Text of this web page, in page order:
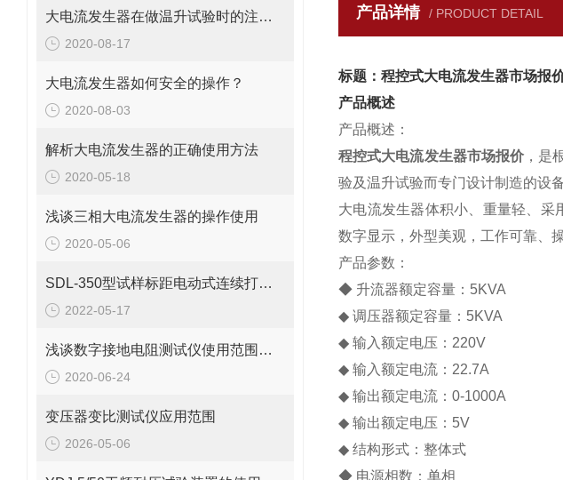
大电流发生器在做温升试验时的注意要点
2020-08-17
大电流发生器如何安全的操作？
2020-08-03
解析大电流发生器的正确使用方法
2020-05-18
浅谈三相大电流发生器的操作使用
2020-05-06
SDL-350型试样标距电动式连续打点机技术参数
2022-05-17
浅谈数字接地电阻测试仪使用范围及主要特点
2020-06-24
变压器变比测试仪应用范围
2026-05-06
产品详情 / PRODUCT DETAIL
标题：程控式大电流发生器市场报
产品概述
产品概述：
程控式大电流发生器市场报价 ，是
验及温升试验而专门设计制造的设备
大电流发生器体积小、重量轻、采
数字显示，外型美观，工作可靠、
产品参数：
◆ 升流器额定容量：5KVA
◆ 调压器额定容量：5KVA
◆ 输入额定电压：220V
◆ 输入额定电流：22.7A
◆ 输出额定电流：0-1000A
◆ 输出额定电压：5V
◆ 结构形式：整体式
◆ 电源相数：单相